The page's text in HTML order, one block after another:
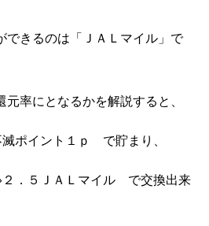
できるのは「ＪＡＬマイル」で
率にとなるかを解説すると、
ポイント１ｐ で貯まり、
２．５ＪＡＬマイル で交換出来